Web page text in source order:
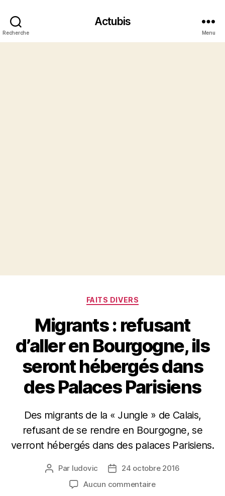
Recherche
Actubis
Menu
Catégories
FAITS DIVERS
Migrants : refusant
d’aller en Bourgogne, ils
seront hébergés dans
des Palaces Parisiens
Des migrants de la « Jungle » de Calais,
refusant de se rendre en Bourgogne, se
verront hébergés dans des palaces Parisiens.
Auteur
l’article
Par ludovic
Date24 octobre 2016
Aucun commentairesur